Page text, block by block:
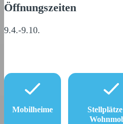
Öffnungszeiten
9.4.-9.10.
Mobilheime